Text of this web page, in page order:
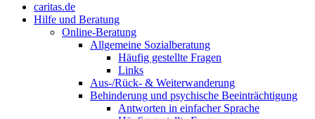
caritas.de
Hilfe und Beratung
Online-Beratung
Allgemeine Sozialberatung
Häufig gestellte Fragen
Links
Aus-/Rück- & Weiterwanderung
Behinderung und psychische Beeinträchtigung
Antworten in einfacher Sprache